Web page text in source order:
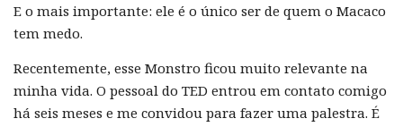
E o mais importante: ele é o único ser de quem o Macaco
tem medo.
Recentemente, esse Monstro ficou muito relevante na
minha vida. O pessoal do TED entrou em contato comigo
há seis meses e me convidou para fazer uma palestra. É